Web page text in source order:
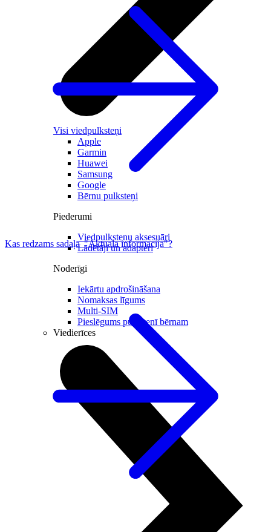
Visi viedpulksteņi
Apple
Garmin
Huawei
Samsung
Google
Bērnu pulksteņi
Piederumi
Viedpulksteņu aksesuāri
Lādētāji un adapteri
Noderīgi
Iekārtu apdrošināšana
Nomaksas līgums
Multi-SIM
Pieslēgums pulkstenī bērnam
Viedierīces
Kas redzams sadaļā "Aktuālā informācija"?